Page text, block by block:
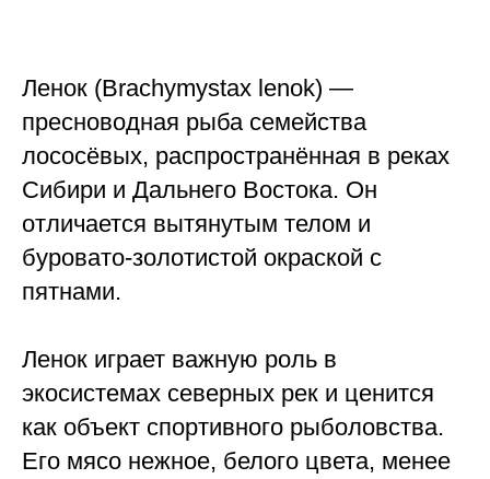
Ленок (Brachymystax lenok) —
пресноводная рыба семейства
лососёвых, распространённая в реках
Сибири и Дальнего Востока. Он
отличается вытянутым телом и
буровато-золотистой окраской с
пятнами.
Ленок играет важную роль в
экосистемах северных рек и ценится
как объект спортивного рыболовства.
Его мясо нежное, белого цвета, менее